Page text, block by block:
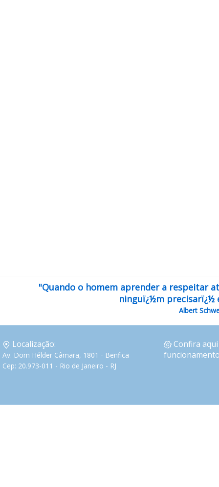
"Quando o homem aprender a respeitar
ninguï¿½m precisarï¿½
Albert
Localização:
Av. Dom Hélder Câmara, 1801 - Benfica
Cep: 20.973-011 - Rio de Janeiro - RJ
Confira